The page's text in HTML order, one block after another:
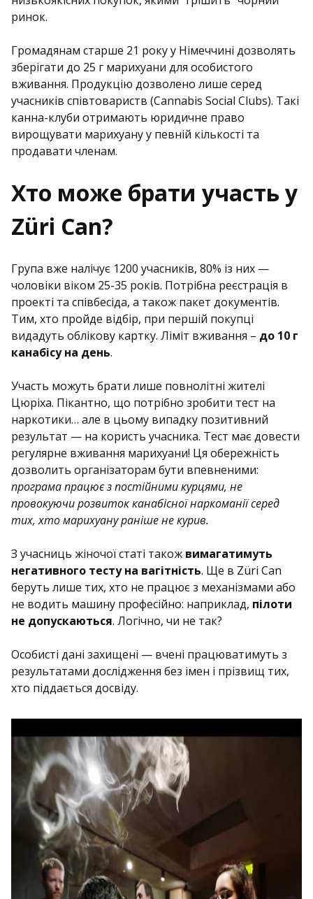
ринок.
Громадянам старше 21 року у Німеччині дозволять
зберігати до 25 г марихуани для особистого
вживання. Продукцію дозволено лише серед
учасників співтовариств (Cannabis Social Clubs). Такі
канна-клуби отримають юридичне право
вирощувати марихуану у певній кількості та
продавати членам.
Хто може брати участь у
Züri Can?
Група вже налічує 1200 учасників, 80% із них —
чоловіки віком 25-35 років. Потрібна реєстрація в
проекті та співбесіда, а також пакет документів.
Тим, хто пройде відбір, при першій покупці
видадуть облікову картку. Ліміт вживання – до 10 г
канабісу на день.
Участь можуть брати лише повнолітні жителі
Цюріха. Пікантно, що потрібно зробити тест на
наркотики… але в цьому випадку позитивний
результат — на користь учасника. Тест має довести
регулярне вживання марихуани! Ця обережність
дозволить організаторам бути впевненими:
програма працює з постійними курцями, не
провокуючи розвиток канабісної наркоманії серед
тих, хто марихуану раніше не курив.
З учасниць жіночої статі також вимагатимуть
негативного тесту на вагітність. Ще в Züri Can
беруть лише тих, хто не працює з механізмами або
не водить машину професійно: наприклад, пілоти
не допускаються. Логічно, чи не так?
Особисті дані захищені — вчені працюватимуть з
результатами дослідження без імен і прізвищ тих,
хто піддається досвіду.